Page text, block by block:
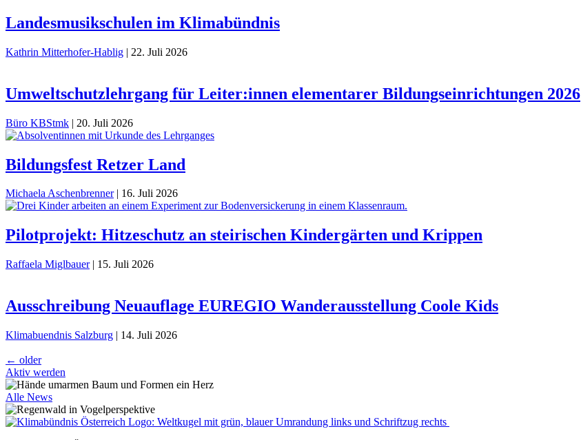
Landesmusikschulen im Klimabündnis
Kathrin Mitterhofer-Hablig | 22. Juli 2026
Umweltschutzlehrgang für Leiter:innen elementarer Bildungseinrichtungen 2026
Büro KBStmk | 20. Juli 2026
Bildungsfest Retzer Land
Michaela Aschenbrenner 16. Juli 2026
Pilotprojekt: Hitzeschutz an steirischen Kindergärten und Krippen
Raffaela Miglbauer | 15. Juli 2026
Ausschreibung Neuauflage EUREGIO Wanderausstellung Coole Kids
Klimabuendnis Salzburg | 14. Juli 2026
Beitragsnavigation
← older
Aktiv werden
Alle News